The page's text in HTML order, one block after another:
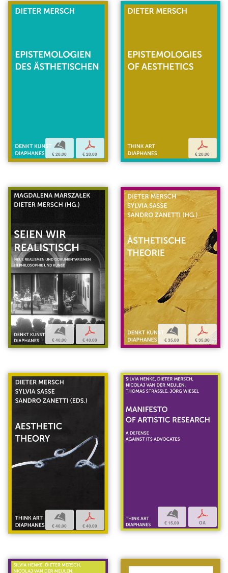
b
€ 20,00
p
€ 20,00
p
€ 20,00
b
€ 40,00
p
€ 40,00
b
€ 35,00
p
€ 35,00
b
€ 40,00
p
€ 40,00
b
€ 15,00
p
OA